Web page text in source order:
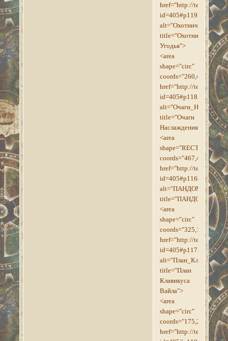
href="http://
id=405#p1192"
title="Охотничьи
Угодья">
<area
shape="circ"
coords="260,477,18"
href="http://
id=405#p1185"
title="Очаги
Наслаждения">
<area
shape="RECT"
coords="467,47,594,75"
href="http://
id=405#p1168"
alt="ПАНДОМАЙ"
title="ПАНДОМАЙ">
<area
shape="circ"
coords="325,157,17"
href="http://
id=405#p1172"
title="План
Клавикуса
Вайла">
<area
shape="circ"
coords="175,247,18"
href="http://